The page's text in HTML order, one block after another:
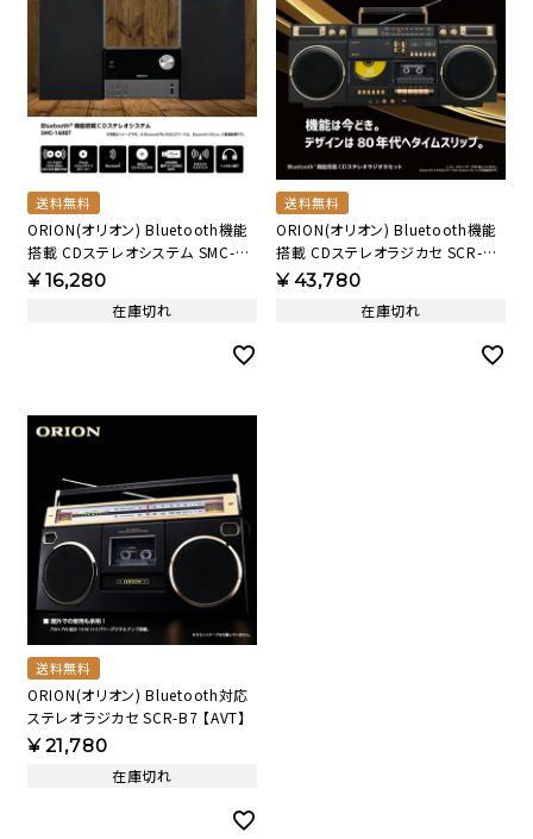
送料無料
ORION(オリオン) Bluetooth機能
搭載 CDステレオシステム SMC-
140BT 【AVT】
¥16,280
在庫切れ
送料無料
ORION(オリオン) Bluetooth機能
搭載 CDステレオラジカセ SCR-B9
【AVT】
¥43,780
在庫切れ
送料無料
ORION(オリオン) Bluetooth対応
ステレオラジカセ SCR-B7 【AVT】
¥21,780
在庫切れ